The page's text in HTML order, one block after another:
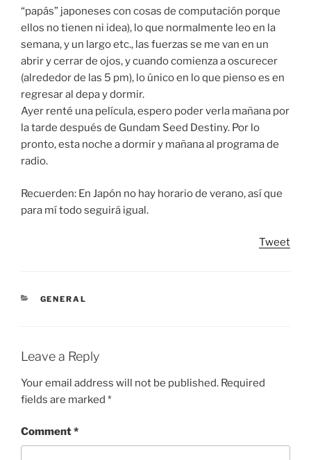
“papás” japoneses con cosas de computación porque
ellos no tienen ni idea), lo que normalmente leo en la
semana, y un largo etc., las fuerzas se me van en un
abrir y cerrar de ojos, y cuando comienza a oscurecer
(alrededor de las 5 pm), lo único en lo que pienso es en
regresar al depa y dormir.
Ayer renté una película, espero poder verla mañana por
la tarde después de Gundam Seed Destiny. Por lo
pronto, esta noche a dormir y mañana al programa de
radio.
Recuerden: En Japón no hay horario de verano, así que
para mí todo seguirá igual.
Tweet
CATEGORIES
GENERAL
Leave a Reply
Your email address will not be published. Required
fields are marked *
Comment*